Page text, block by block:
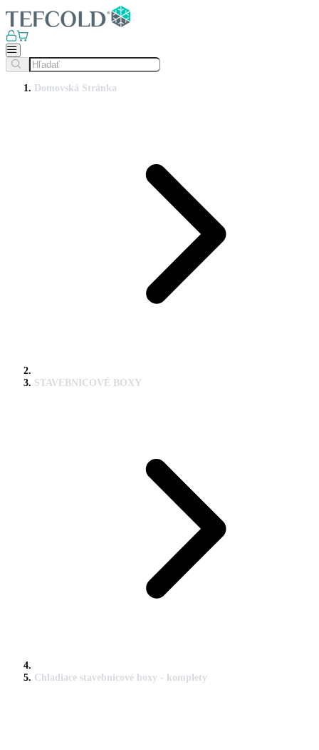
Domovská Stránka
STAVEBNICOVÉ BOXY
Chladiace stavebnicové boxy - komplety